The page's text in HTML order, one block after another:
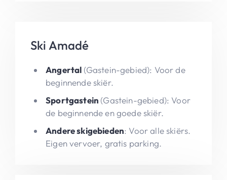
Ski Amadé
Angertal (Gastein-gebied): Voor de
beginnende skiër.
Sportgastein (Gastein-gebied): Voor
de beginnende en goede skiër.
Andere skigebieden: Voor alle skiërs.
Eigen vervoer, gratis parking.